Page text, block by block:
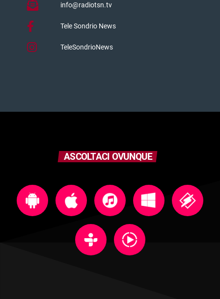
info@radiotsn.tv
Tele Sondrio News
TeleSondrioNews
ASCOLTACI OVUNQUE